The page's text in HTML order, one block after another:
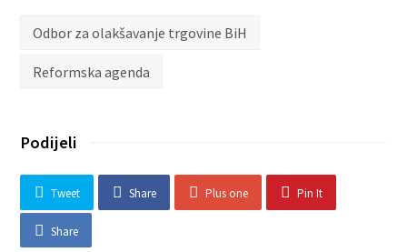
Odbor za olakšavanje trgovine BiH
Reformska agenda
Podijeli
Tweet Share Plus one Pin It
Share